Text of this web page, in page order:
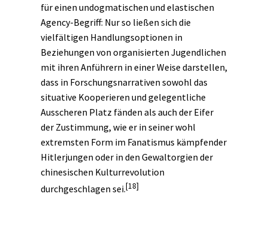
für einen undogmatischen und elastischen
Agency-Begriff: Nur so ließen sich die
vielfältigen Handlungsoptionen in
Beziehungen von organisierten Jugendlichen
mit ihren Anführern in einer Weise darstellen,
dass in Forschungsnarrativen sowohl das
situative Kooperieren und gelegentliche
Ausscheren Platz fänden als auch der Eifer
der Zustimmung, wie er in seiner wohl
extremsten Form im Fanatismus kämpfender
Hitlerjungen oder in den Gewaltorgien der
chinesischen Kulturrevolution
durchgeschlagen sei.[18]